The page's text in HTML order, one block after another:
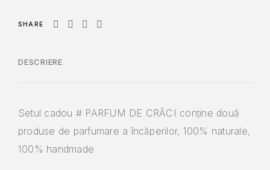
SHARE
DESCRIERE
Setul cadou # PARFUM DE CRĂCI conține două
produse de parfumare a încăperilor, 100% naturale,
100% handmade